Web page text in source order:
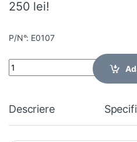
250 lei!
P/N°: E0107
Quantity
Descriere